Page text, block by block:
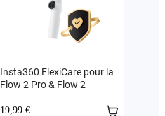
Insta360 FlexiCare pour la
Flow 2 Pro & Flow 2
19,99 €